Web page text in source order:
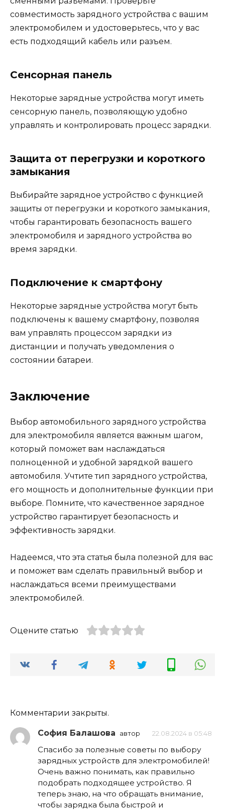
совместимость зарядного устройства с вашим
электромобилем и удостоверьтесь, что у вас
есть подходящий кабель или разъем.
Сенсорная панель
Некоторые зарядные устройства могут иметь
сенсорную панель, позволяющую удобно
управлять и контролировать процесс зарядки.
Защита от перегрузки и короткого
замыкания
Выбирайте зарядное устройство с функцией
защиты от перегрузки и короткого замыкания,
чтобы гарантировать безопасность вашего
электромобиля и зарядного устройства во
время зарядки.
Подключение к смартфону
Некоторые зарядные устройства могут быть
подключены к вашему смартфону, позволяя
вам управлять процессом зарядки из
дистанции и получать уведомления о
состоянии батареи.
Заключение
Выбор автомобильного зарядного устройства
для электромобиля является важным шагом,
который поможет вам наслаждаться
полноценной и удобной зарядкой вашего
автомобиля. Учтите тип зарядного устройства,
его мощность и дополнительные функции при
выборе. Помните, что качественное зарядное
устройство гарантирует безопасность и
эффективность зарядки.
Надеемся, что эта статья была полезной для вас
и поможет вам сделать правильный выбор и
наслаждаться всеми преимуществами
электромобилей.
Оцените статью
Комментарии закрыты.
София Балашова автор 22.08.2024 в 05:48
Спасибо за полезные советы по выбору
зарядных устройств для электромобилей!
Очень важно понимать, как правильно
подобрать подходящее устройство. Я
теперь знаю, на что обращать внимание,
чтобы зарядка была быстрой и